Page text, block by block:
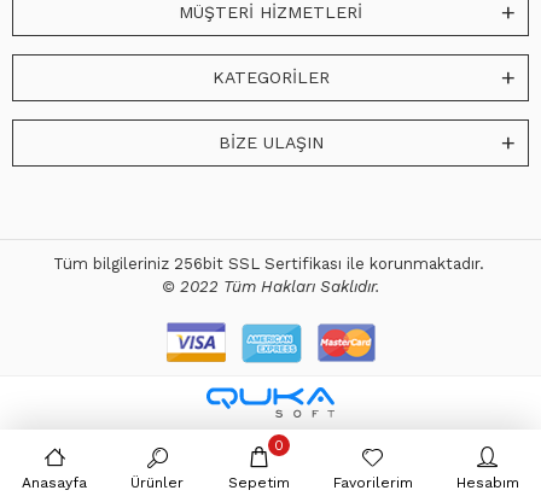
MÜŞTERİ HİZMETLERİ
KATEGORİLER
BİZE ULAŞIN
Tüm bilgileriniz 256bit SSL Sertifikası ile korunmaktadır.
© 2022 Tüm Hakları Saklıdır.
Anasayfa Ürünler Sepetim
0
Favorilerim Hesabım